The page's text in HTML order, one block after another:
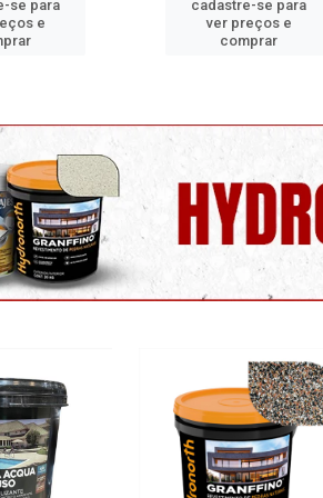
se para
e
cadastre-se para
ver preços e
comprar